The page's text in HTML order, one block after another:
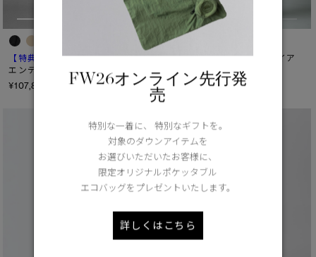
【特典対象】クロフトン ベスト
エンデュラリュクス
¥107,800
【MADE IN JAPAN】
セコイア
クルーネック Tシャツ
¥36,300
FW26オンライン先行発
売
特別な一着に、 特別なギフトを。
対象のダウンアイテムを
お選びいただいたお客様に、
限定オリジナルポケッタブル
エコバッグをプレゼントいたします。
詳しくはこちら